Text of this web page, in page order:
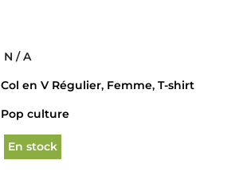
N / A
Col en V Régulier, Femme, T-shirt
Pop culture
En stock